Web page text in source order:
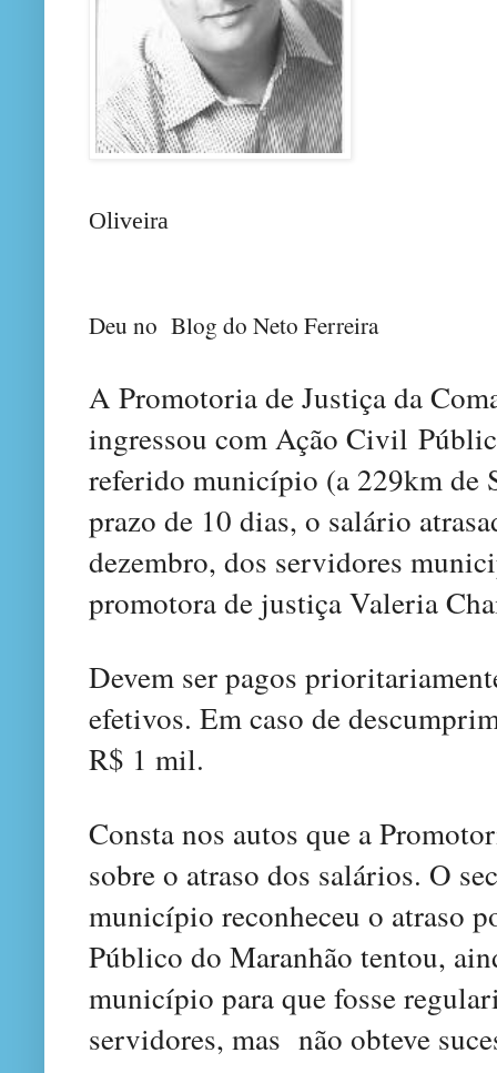
Oliveira
Deu no Blog do Neto Ferreira
A Promotoria de Justiça da
ingressou com Ação Civil
referido município (a 229km de
prazo de 10 dias, o salário
dezembro, dos servidores
promotora de justiça Valeria
Devem ser pagos
efetivos. Em caso de
R$ 1 mil.
Consta nos autos que a
sobre o atraso dos salários. O
município reconheceu o atraso
Público do Maranhão tentou,
município para que fosse
servidores, mas não obteve